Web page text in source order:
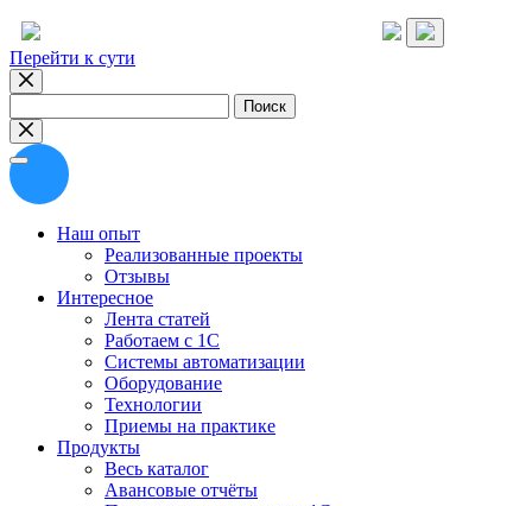
Перейти к сути
Наш опыт
Реализованные проекты
Отзывы
Интересное
Лента статей
Работаем с 1С
Системы автоматизации
Оборудование
Технологии
Приемы на практике
Продукты
Весь каталог
Авансовые отчёты